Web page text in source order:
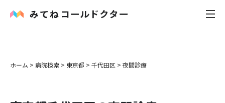
内科
ホーム > 病院検索 > 東京都 > 千代田区 > 夜間診療